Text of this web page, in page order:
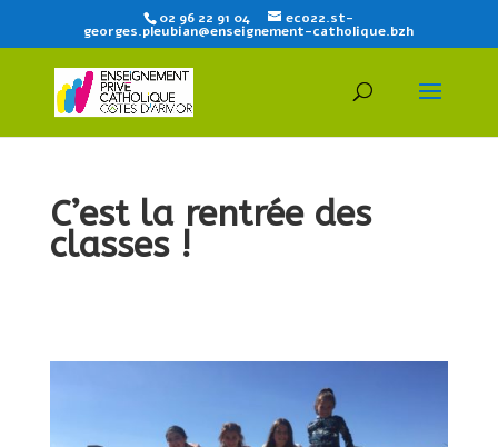
02 96 22 91 04 eco22.st-
georges.pleubian@enseignement-catholique.bzh
C’est la rentrée des
classes !